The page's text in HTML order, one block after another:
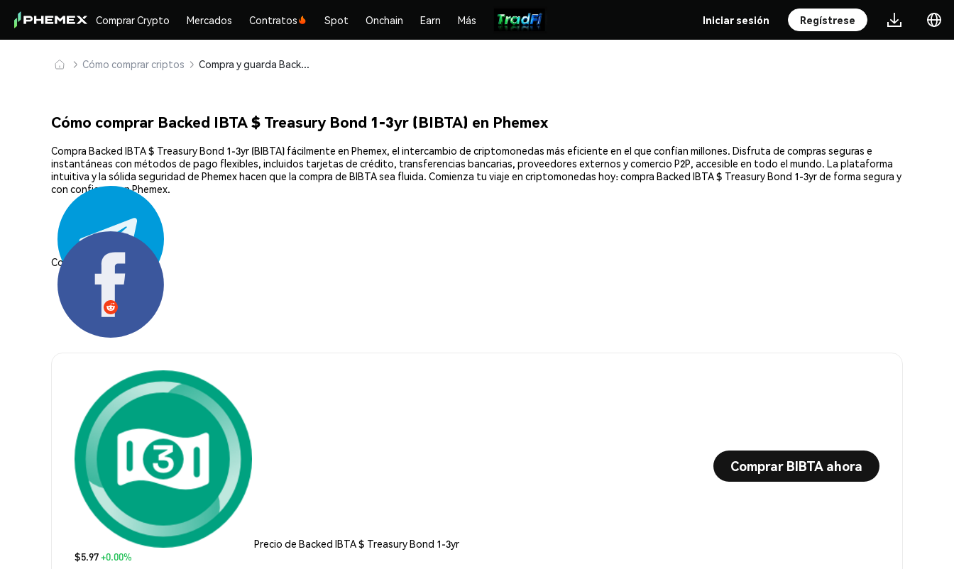
Comprar Crypto Mercados Contratos Spot Onchain Earn Más Iniciar sesión Regístrese
Cómo comprar criptos Compra y guarda Backed IBTA $ Treasury Bond 1-3yr (BIBTA) de forma segura
Cómo comprar Backed IBTA $ Treasury Bond 1-3yr (BIBTA) en Phemex
Compra Backed IBTA $ Treasury Bond 1-3yr (BIBTA) fácilmente en Phemex, el intercambio de criptomonedas más eficiente en el que confían millones. Disfruta de compras seguras e
instantáneas con métodos de pago flexibles, incluidos tarjetas de crédito, transferencias bancarias, proveedores externos y comercio P2P, accesible en todo el mundo. La plataforma
intuitiva y la sólida seguridad de Phemex hacen que la compra de BIBTA sea fluida. Comienza tu viaje en criptomonedas hoy: compra Backed IBTA $ Treasury Bond 1-3yr de forma segura y
con confianza en Phemex.
Compartir:
Precio de Backed IBTA $ Treasury Bond 1-3yr
$5.97+0.00%
Comprar BIBTA ahora